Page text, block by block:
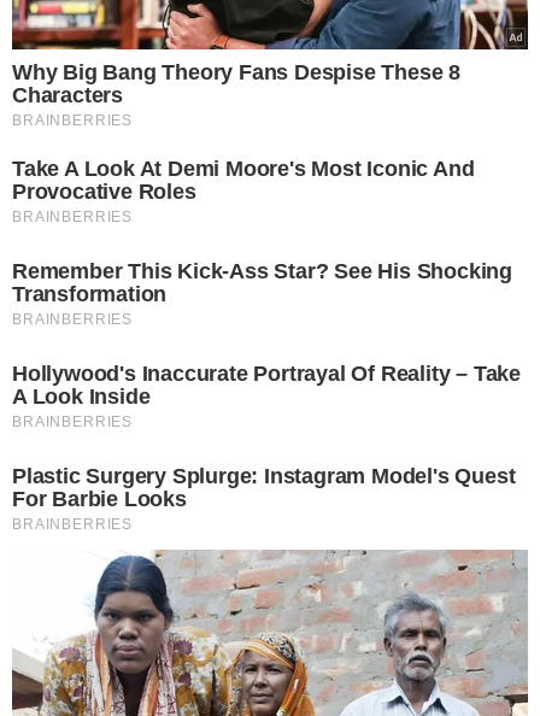
LEIA MAIS
FÉ E TRADIÇÃO
Corpus Christi: entenda a
origem do feriado e o
significado dos tapetes
coloridos